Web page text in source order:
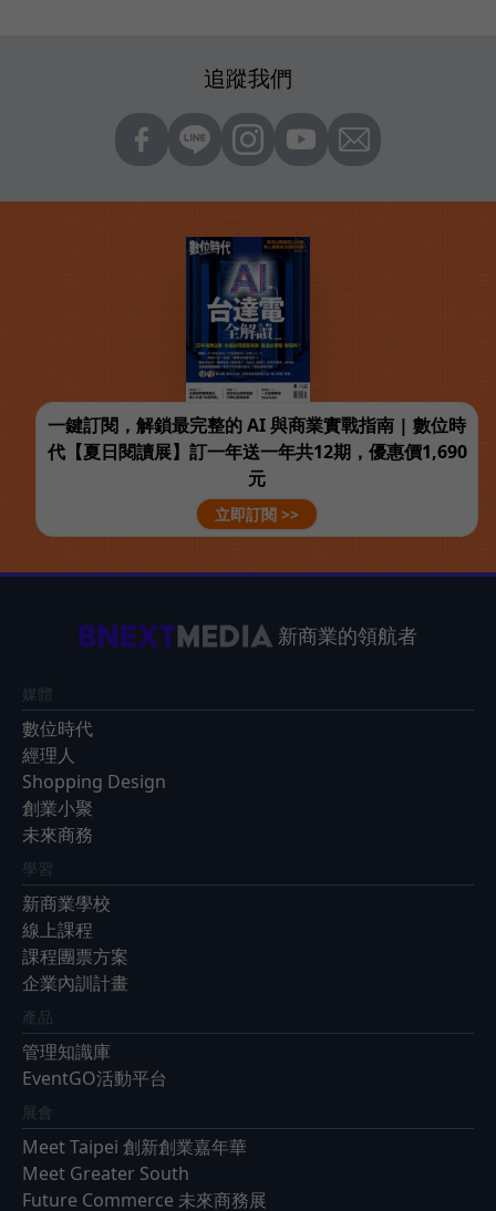
追蹤我們
一鍵訂閱，解鎖最完整的 AI 與商業實戰指南 | 數位時
代【夏日閱讀展】訂一年送一年共12期，優惠價1,690
元
立即訂閱 >>
新商業的領航者
媒體
數位時代
經理人
Shopping Design
創業小聚
未來商務
學習
新商業學校
線上課程
課程團票方案
企業內訓計畫
產品
管理知識庫
EventGO活動平台
展會
Meet Taipei 創新創業嘉年華
Meet Greater South
Future Commerce 未來商務展